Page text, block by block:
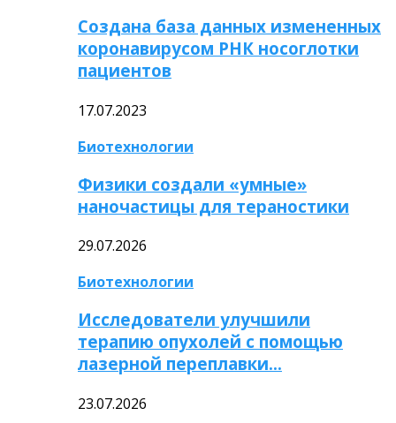
Создана база данных измененных
коронавирусом РНК носоглотки
пациентов
17.07.2023
Биотехнологии
Физики создали «умные»
наночастицы для тераностики
29.07.2026
Биотехнологии
Исследователи улучшили
терапию опухолей с помощью
лазерной переплавки…
23.07.2026